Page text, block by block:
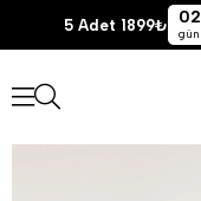
5 Adet 1899₺ 02
gün